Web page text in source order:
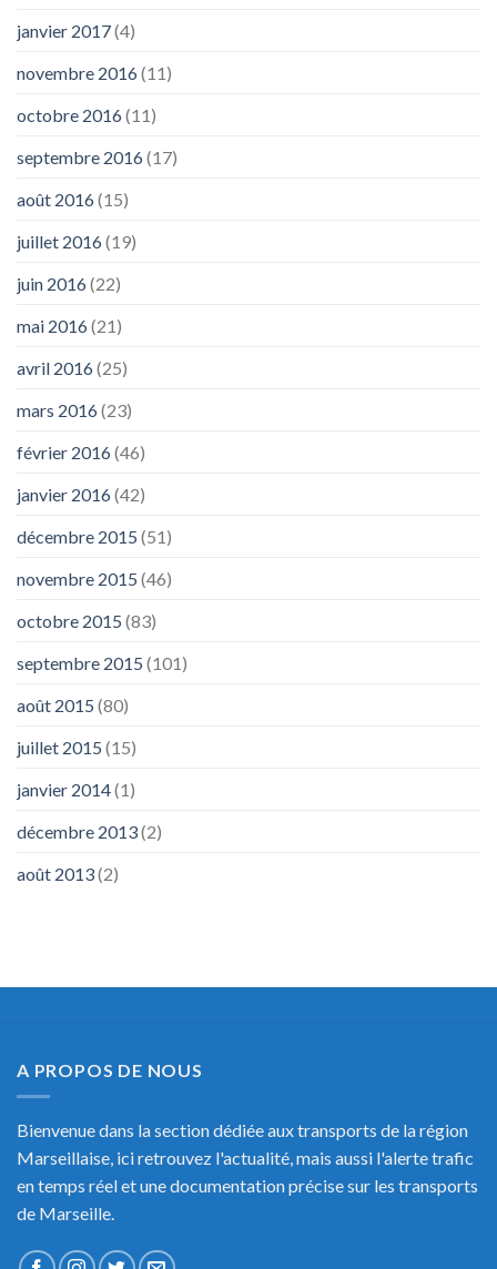
janvier 2017(4)
novembre 2016(11)
octobre 2016(11)
septembre 2016(17)
août 2016(15)
juillet 2016(19)
juin 2016(22)
mai 2016(21)
avril 2016(25)
mars 2016(23)
février 2016(46)
janvier 2016(42)
décembre 2015 (51)
novembre 2015 (46)
octobre 2015 (83)
septembre 2015 (101)
août 2015 (80)
juillet 2015 (15)
janvier 2014(1)
décembre 2013(2)
août 2013(2)
A PROPOS DE NOUS
Bienvenue dans la section dédiée aux transports de la région
Marseillaise, ici retrouvez l'actualité, mais aussi l'alerte trafic
en temps réel et une documentation précise sur les transports
de Marseille.